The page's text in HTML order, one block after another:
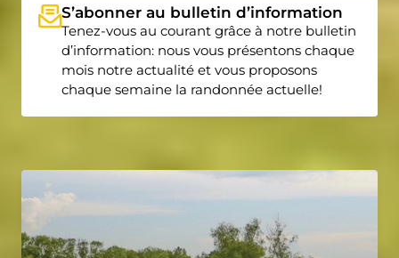
S’abonner au bulletin d’information
Tenez-vous au courant grâce à notre bulletin
d’information: nous vous présentons chaque
mois notre actualité et vous proposons
chaque semaine la randonnée actuelle!